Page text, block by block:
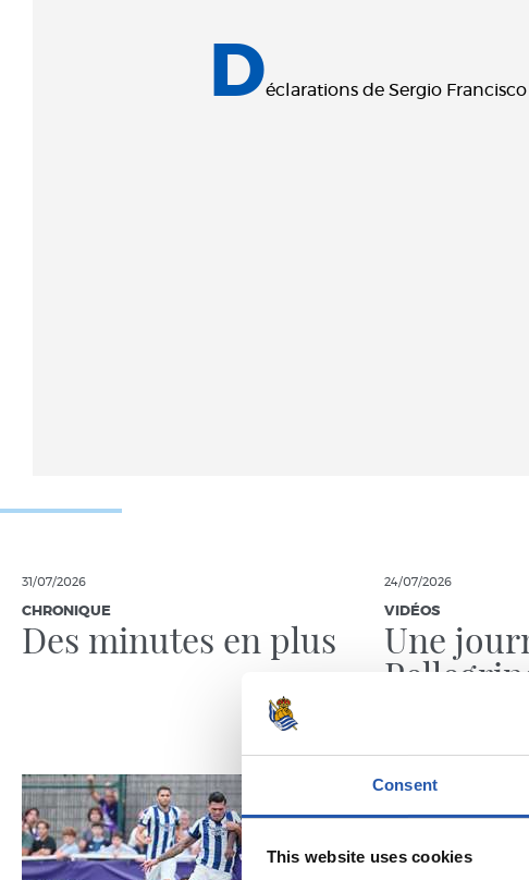
Consent
This website uses cookies
Déclarations de Sergio
31/07/2026
CHRONIQUE
Des minutes en plus
24/07/2026
VIDÉOS
Une